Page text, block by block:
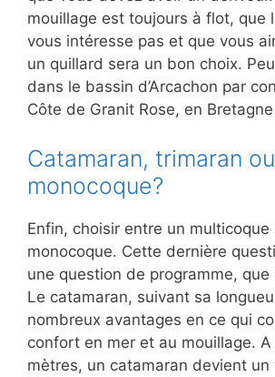
mouillage est toujours à flot, que
vous intéresse pas et que vous
un quillard sera un bon choix.
dans le bassin d’Arcachon par
Côte de Granit Rose, en
Catamaran, trimaran ou
monocoque?
Enfin, choisir entre un multicoque
monocoque. Cette dernière
une question de programme,
Le catamaran, suivant sa
nombreux avantages en ce qui
confort en mer et au mouillage.
mètres, un catamaran devient